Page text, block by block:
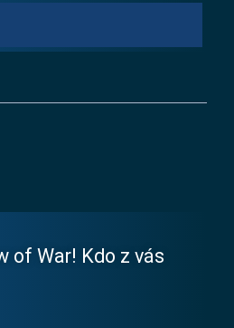
of War! Kdo z vás